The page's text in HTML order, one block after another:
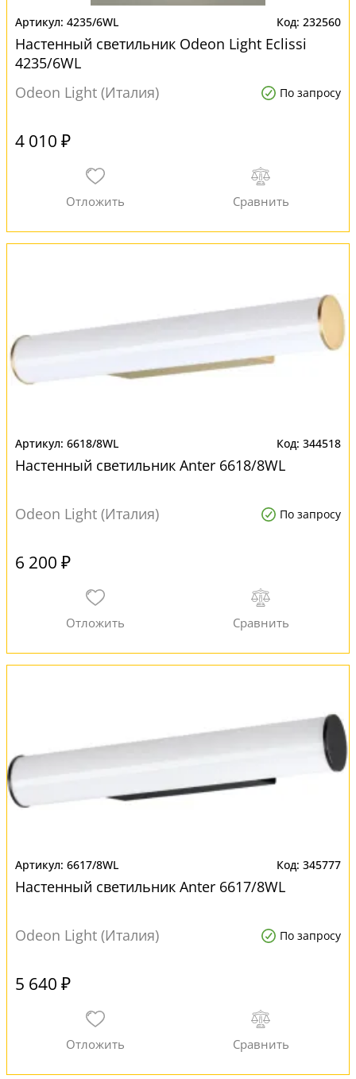
4235/6WL 232560
Настенный светильник Odeon Light Eclissi
4235/6WL
Odeon Light (Италия)
По запросу
4 010 ₽
6618/8WL 344518
Настенный светильник Anter 6618/8WL
Odeon Light (Италия) По запросу
6 200 ₽
6617/8WL 345777
Настенный светильник Anter 6617/8WL
Odeon Light (Италия) По запросу
5 640 ₽